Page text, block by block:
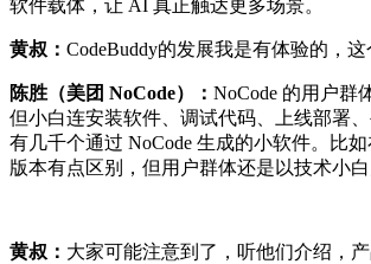
软件载体，让 AI 真正触达更多场景。
黄叔： CodeBuddy的发展我是有体验的，
陈胜（美团 NoCode）： NoCode 的用户群
但小白连安装软件、调试代码、上线部署
有几千个通过 NoCode 生成的小软件。比
版本有点区别，但用户群体还是以技术小白
黄叔： 大家可能注意到了，听他们介绍，